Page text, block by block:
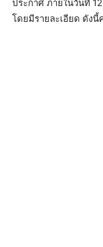
ประกาศ ภายในวันที่
โดยมีรายละเอียด ดังนี้